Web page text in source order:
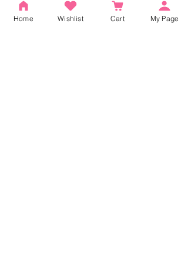
Home Wishlist Cart My Page